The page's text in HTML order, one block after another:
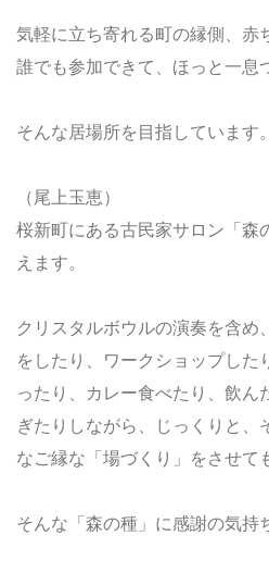
気軽に立ち寄れる町の縁側、赤
誰でも参加できて、ほっと一息
そんな居場所を目指しています。
（尾上玉恵）
桜新町にある古民家サロン「森
えます。
クリスタルボウルの演奏を含め
をしたり、ワークショップした
ったり、カレー食べたり、飲ん
ぎたりしながら、じっくりと、
なご縁な「場づくり」をさせて
そんな「森の種」に感謝の気持